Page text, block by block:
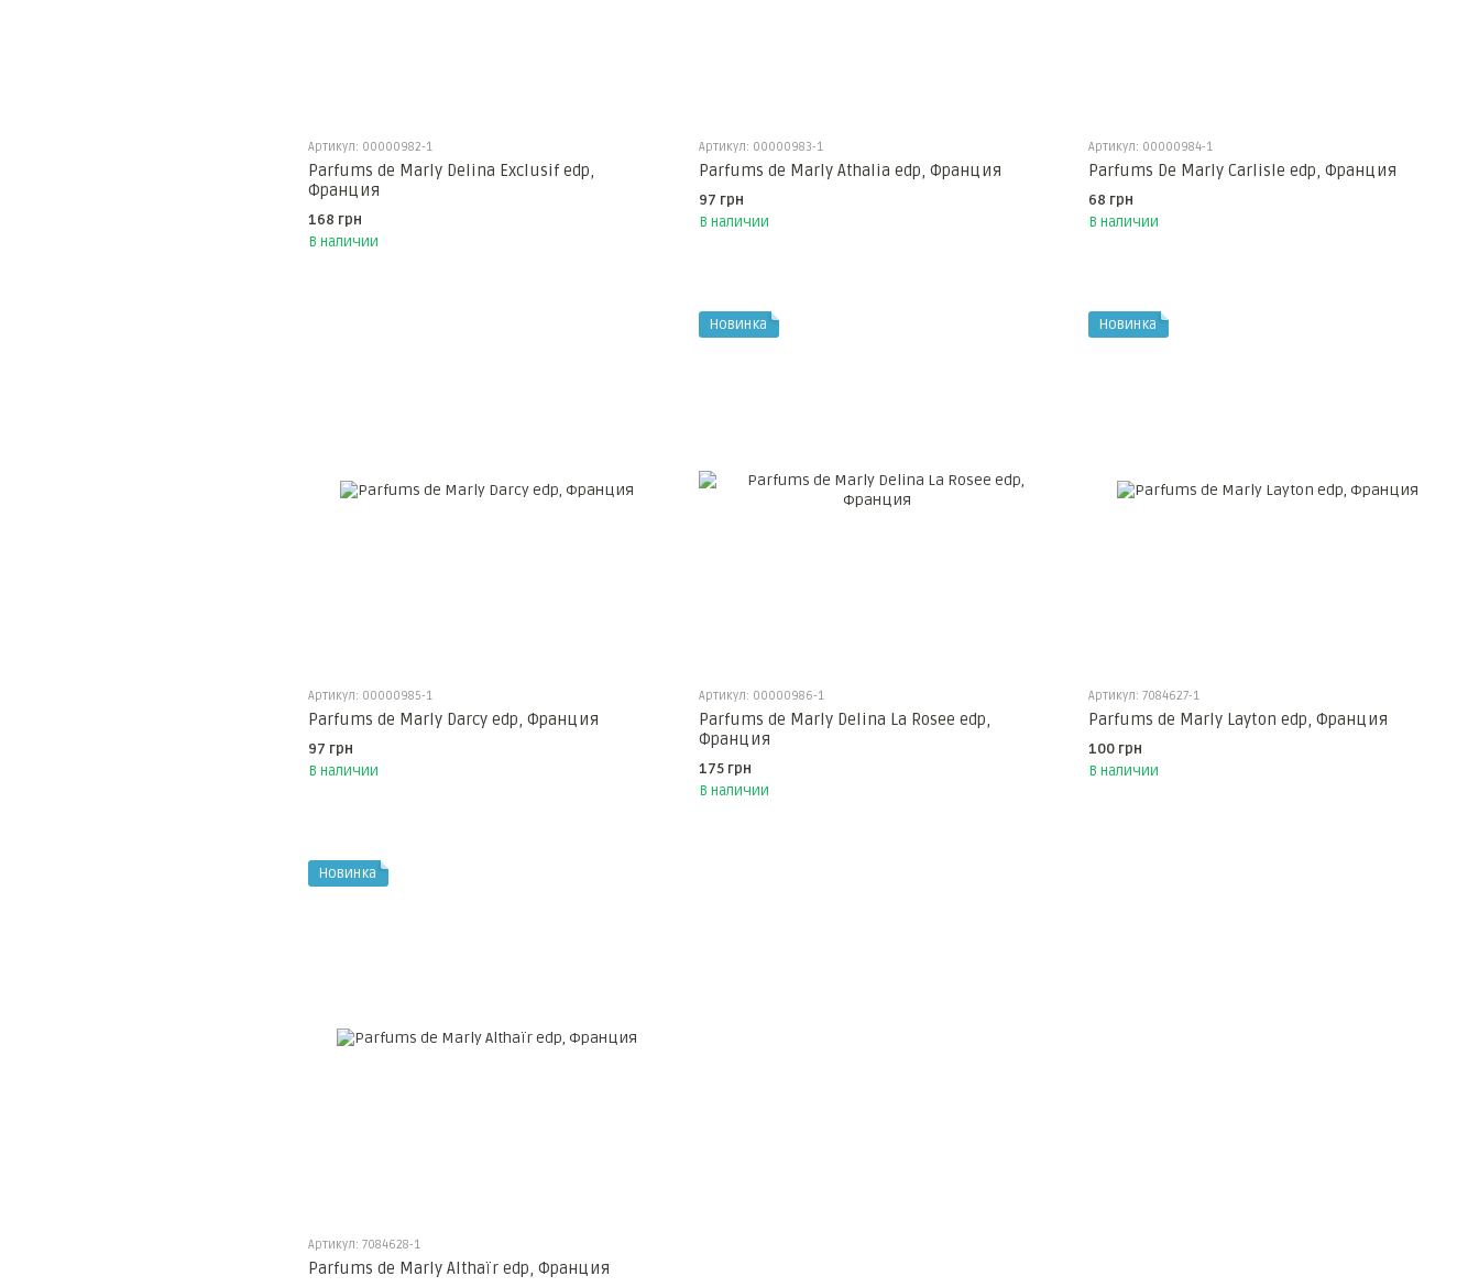
Артикул: 00000982-1
Parfums de Marly Delina Exclusif edp,
Франция
168 грн
В наличии
Артикул: 00000983-1
Parfums de Marly Athalia edp, Франция
97 грн
В наличии
Артикул: 00000984-1
Parfums De Marly Carlisle edp, Франция
68 грн
В наличии
Артикул: 00000985-1
Parfums de Marly Darcy edp, Франция
97 грн
В наличии
Новинка
Артикул: 00000986-1
Parfums de Marly Delina La Rosee edp,
Франция
175 грн
В наличии
Новинка
Артикул: 7084627-1
Parfums de Marly Layton edp, Франция
100 грн
В наличии
Новинка
Артикул: 7084628-1
Parfums de Marly Althaïr edp, Франция